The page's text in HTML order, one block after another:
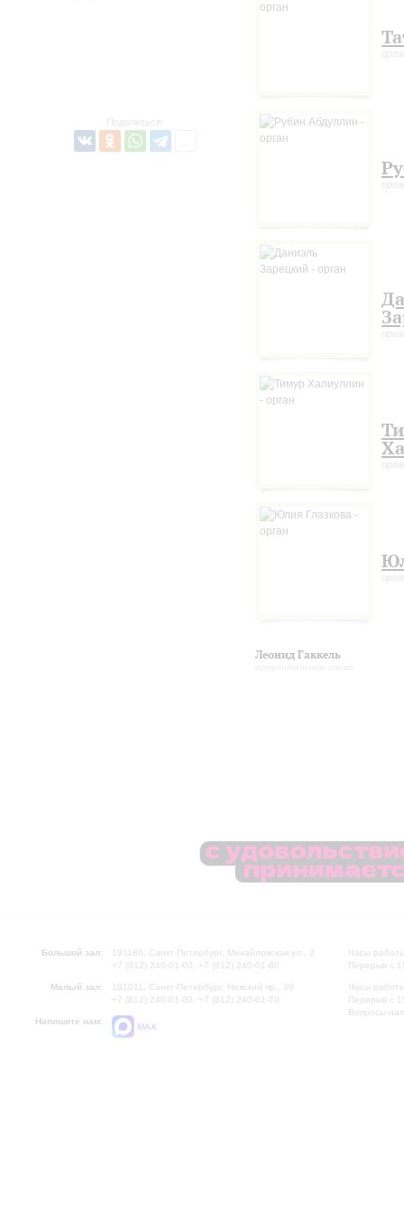
Поделиться:
Леонид Гаккель
Большой зал:
191186, Санкт-Петербург, Михайловская ул., 2
+7 (812) 240-01-00, +7 (812) 240-01-80
Малый зал:
191011, Санкт-Петербург, Невский пр., 30
+7 (812) 240-01-00, +7 (812) 240-01-70
Напишите нам:
MAX
Часы
Перерыв с
Часы
Перерыв с
Вопросы